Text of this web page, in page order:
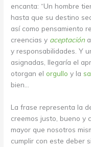
encanta: “Un hombre
hasta que su destino
así como pensamiento
creencias y aceptacióna
y responsabilidades. Y
asignadas, llegaría el
otorgan elorgullo y la
bien…
La frase representa la
creemos justo, bueno y
mayor que nosotros
cumplir con este deber